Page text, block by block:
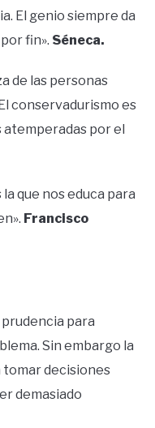
El genio siempre da
fin». Séneca.
de las personas
conservadurismo es
atemperadas por el
que nos educa para
Francisco
para
Sin embargo la
tomar decisiones
demasiado